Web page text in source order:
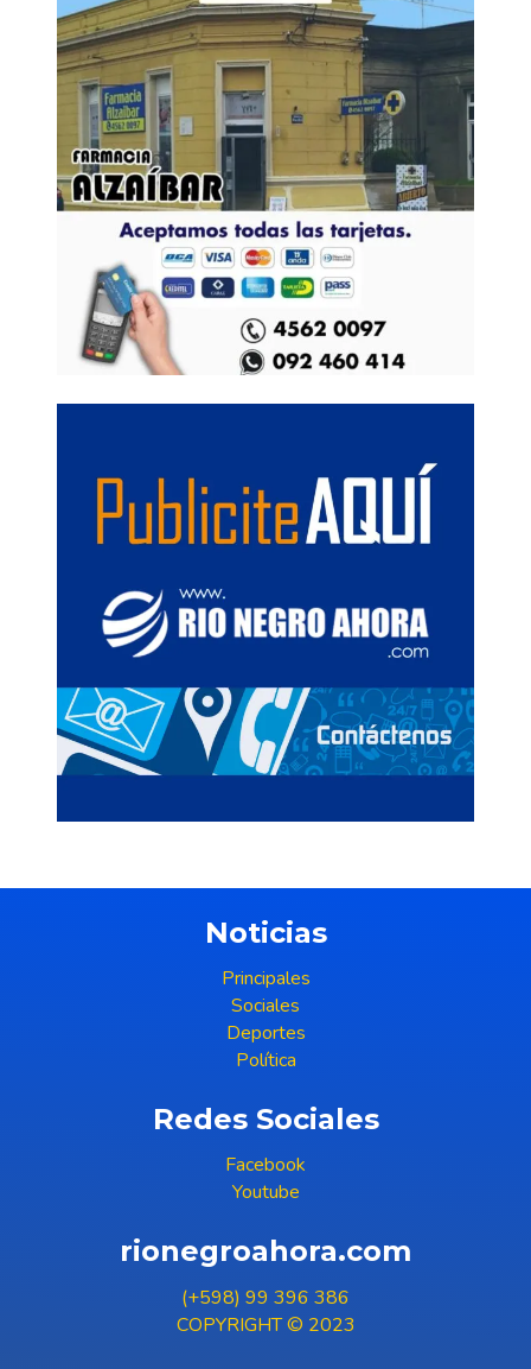
Noticias
Principales
Sociales
Deportes
Política
Redes Sociales
Facebook
Youtube
rionegroahora.com
(+598) 99 396 386
COPYRIGHT © 2023